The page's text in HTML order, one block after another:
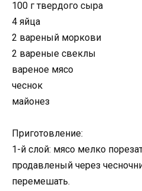
100 г твердого сыра
4 яйца
2 вареный моркови
2 вареные свеклы
вареное мясо
чеснок
майонез
Приготовление:
1-й слой: мясо мелко
продавленый через
перемешать.